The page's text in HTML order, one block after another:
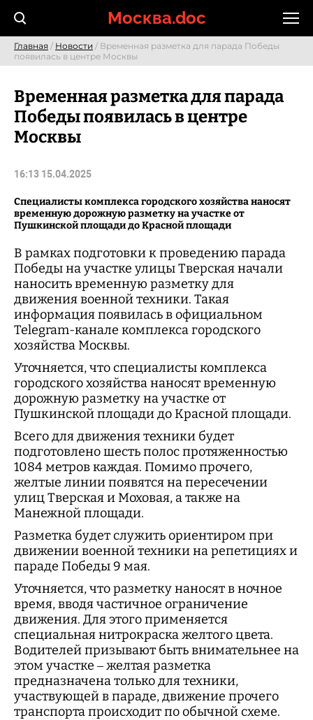
Москва.doc
Главная / Новости / Временная разметка для парада Победы
появилась в центре Москвы
Временная разметка для парада
Победы появилась в центре
Москвы
16:13 15.04.2025
Специалисты комплекса городского хозяйства наносят
временную дорожную разметку на участке от
Пушкинской площади до Красной площади
В рамках подготовки к проведению парада
Победы на участке улицы Тверская начали
наносить временную разметку для
движения военной техники. Такая
информация появилась в официальном
Telegram-канале комплекса городского
хозяйства Москвы.
Уточняется, что специалисты комплекса
городского хозяйства наносят временную
дорожную разметку на участке от
Пушкинской площади до Красной площади.
Всего для движения техники будет
подготовлено шесть полос протяженностью
1084 метров каждая. Помимо прочего,
желтые линии появятся на пересечении
улиц Тверская и Моховая, а также на
Манежной площади.
Разметка будет служить ориентиром при
движении военной техники на репетициях и
параде Победы 9 мая.
Уточняется, что разметку наносят в ночное
время, вводя частичное ограничение
движения. Для этого применяется
специальная нитрокраска желтого цвета.
Водителей призывают быть внимательнее на
этом участке – желтая разметка
предназначена только для техники,
участвующей в параде, движение прочего
транспорта происходит по обычной схеме.